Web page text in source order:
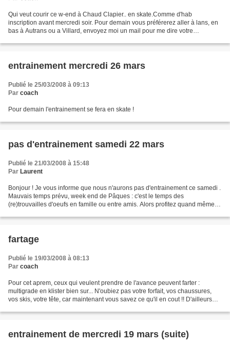
Qui veut courir ce w-end à Chaud Clapier.. en skate.Comme d'hab
inscription avant mercredi soir. Pour demain vous préférerez aller à lans, en
bas à Autrans ou a Villard, envoyez moi un mail pour me dire votre
entrainement mercredi 26 mars
Publié le 25/03/2008 à 09:13
Par coach
Pour demain l'entrainement se fera en skate !
pas d'entrainement samedi 22 mars
Publié le 21/03/2008 à 15:48
Par Laurent
Bonjour ! Je vous informe que nous n'aurons pas d'entrainement ce samedi .
Mauvais temps prévu, week end de Pâques : c'est le temps des
(re)trouvailles d'oeufs en famille ou entre amis. Alors profitez quand même
fartage
Publié le 19/03/2008 à 08:13
Par coach
Pour cet aprem, ceux qui veulent prendre de l'avance peuvent farter :
multigrade en klister bien sur... N'oubiez pas votre forfait, vos chaussures,
vos skis, votre tête, car maintenant vous savez ce qu'il en cout !! D'ailleurs
entrainement de mercredi 19 mars (suite)